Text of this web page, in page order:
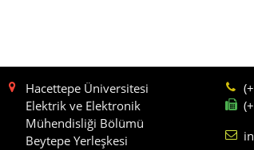
Hacettepe Üniversitesi
Elektrik ve Elektronik
Mühendisliği Bölümü
Beytepe Yerleşkesi